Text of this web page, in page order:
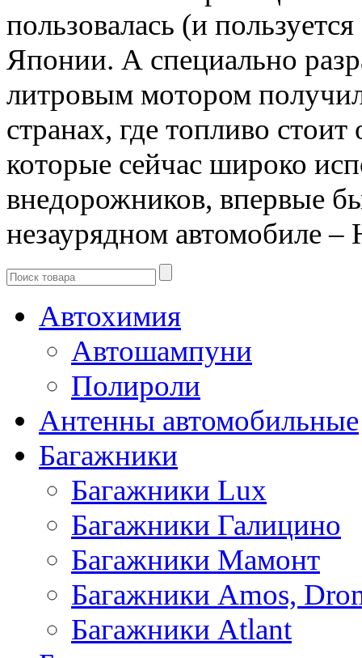
пользовалась (и
Японии. А специально
литровым мотором
странах, где топливо
которые сейчас широко
внедорожников, впервые
незаурядном автомобиле –
Автохимия
Автошампуни
Полироли
Антенны автомобильные
Багажники
Багажники Lux
Багажники Галицино
Багажники Мамонт
Багажники Amos,
Багажники Atlant